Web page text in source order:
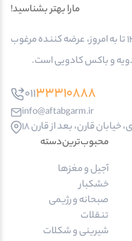
مارا بهتر بشناسید!
فروشگاه آجیل و خشکبار آفتاب گرم از سال 1368 تا به امروز، عرضه کننده مرغوب
و باکس کادویی است.
01133310888
info@aftabgarm.ir
خیابان قارن، بعد از قارن 18
محبوب‌ترین‌دسته‌
آجیل و مغزها
خشکبار
صبحانه و رژیمی
تنقلات
شیرینی و شکلات